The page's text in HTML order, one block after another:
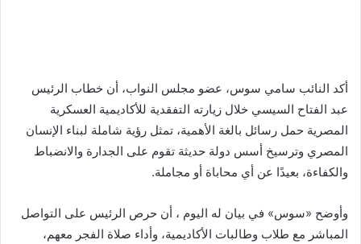
أكد النائب سامي سوس، عضو مجلس النواب، أن خطاب الرئيس
عبد الفتاح السيسي خلال زيارته التفقدية للأكاديمية العسكرية
المصرية حمل رسائل بالغة الأهمية، تمثل رؤية شاملة لبناء الإنسان
المصري وترسيخ أسس دولة حديثة تقوم على الجدارة والانضباط
والكفاءة، بعيدًا عن أي محاباة أو مجاملة.
وأوضح «سوس» في بيان له اليوم ، أن حرص الرئيس على التواصل
المباشر مع طلاب وطالبات الأكاديمية، وأداء صلاة الفجر معهم،